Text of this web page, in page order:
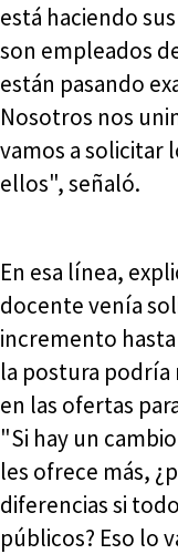
está haciendo
son empleados
están pasando
Nosotros nos
vamos a solicitar
ellos", señaló.
En esa línea,
docente venía
incremento
la postura podría
en las ofertas
"Si hay un
les ofrece más,
diferencias si
públicos? Eso lo